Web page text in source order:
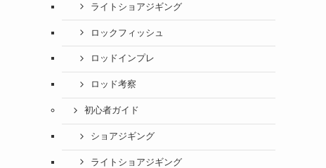
ライトショアジギング
ロックフィッシュ
ロッドインプレ
ロッド考察
初心者ガイド
ショアジギング
ライトショアジギング